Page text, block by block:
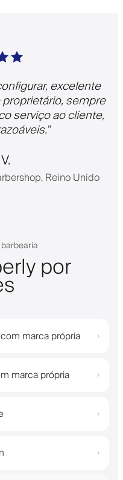
excelente
sempre
serviço ao cliente,
”
Reino Unido
por
marca própria ›
marca própria ›
›
›